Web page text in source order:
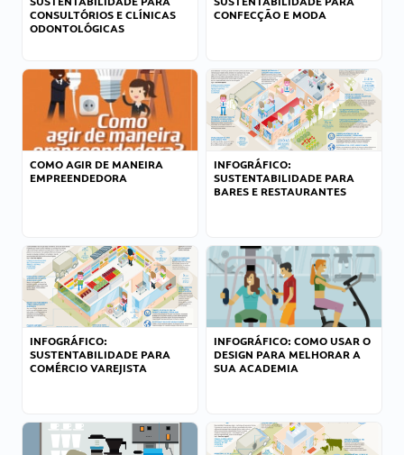
CONSULTÓRIOS E CLÍNICAS
ODONTOLÓGICAS
CONFECÇÃO E MODA
COMO AGIR DE MANEIRA
EMPREENDEDORA
INFOGRÁFICO:
SUSTENTABILIDADE PARA
BARES E RESTAURANTES
INFOGRÁFICO:
SUSTENTABILIDADE PARA
COMÉRCIO VAREJISTA
INFOGRÁFICO: COMO USAR O
DESIGN PARA MELHORAR A
SUA ACADEMIA